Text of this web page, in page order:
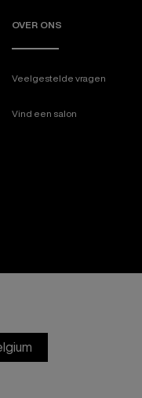
OVER ONS
Veelgestelde vragen
Vind een salon